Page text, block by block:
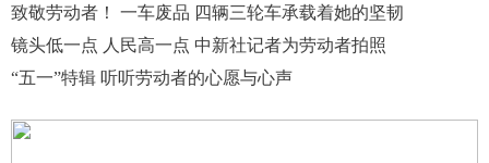
致敬劳动者！ 一车废品 四辆三轮车承载着她的坚韧
镜头低一点 人民高一点 中新社记者为劳动者拍照
“五一”特辑 听听劳动者的心愿与心声